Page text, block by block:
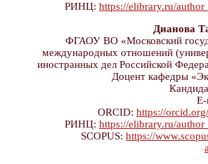
РИНЦ: https://elibrary.ru/
Дианова
ФГАОУ ВО «Московский
международных отношений
иностранных дел Российской
Доцент кафедры
ORCID: https://
РИНЦ: https://elibrary.ru/
SCOPUS: https://